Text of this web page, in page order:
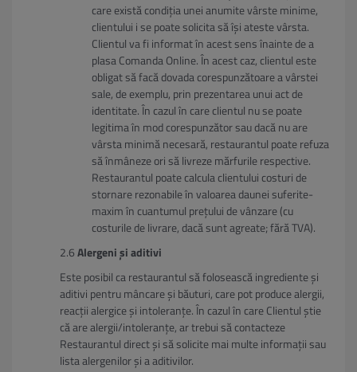
care există condiția unei anumite vârste minime,
clientului i se poate solicita să își ateste vârsta.
Clientul va fi informat în acest sens înainte de a
plasa Comanda Online. În acest caz, clientul este
obligat să facă dovada corespunzătoare a vârstei
sale, de exemplu, prin prezentarea unui act de
identitate. În cazul în care clientul nu se poate
legitima în mod corespunzător sau dacă nu are
vârsta minimă necesară, restaurantul poate refuza
să înmâneze ori să livreze mărfurile respective.
Restaurantul poate calcula clientului costuri de
stornare rezonabile în valoarea daunei suferite-
maxim în cuantumul prețului de vânzare (cu
costurile de livrare, dacă sunt agreate; fără TVA).
Alergeni și aditivi
Este posibil ca restaurantul să folosească ingrediente și
aditivi pentru mâncare și băuturi, care pot produce alergii,
reacții alergice și intoleranțe. În cazul în care Clientul știe
că are alergii/intoleranțe, ar trebui să contacteze
Restaurantul direct și să solicite mai multe informații sau
lista alergenilor și a aditivilor.